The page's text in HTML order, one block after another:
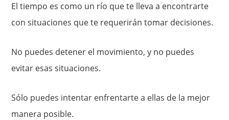
El tiempo es como un río que te lleva a encontrarte
con situaciones que te requerirán tomar decisiones.
No puedes detener el movimiento, y no puedes
evitar esas situaciones.
Sólo puedes intentar enfrentarte a ellas de la mejor
manera posible.